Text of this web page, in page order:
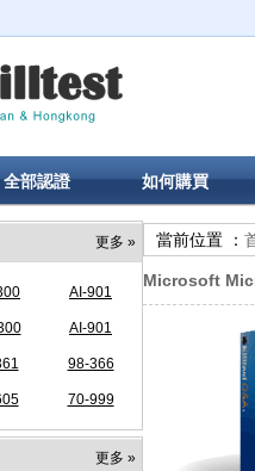
全部認證 如何購買
更多 »
AI-901
AI-901
98-366
70-999
更多 »
當前位置 ：
Microsoft